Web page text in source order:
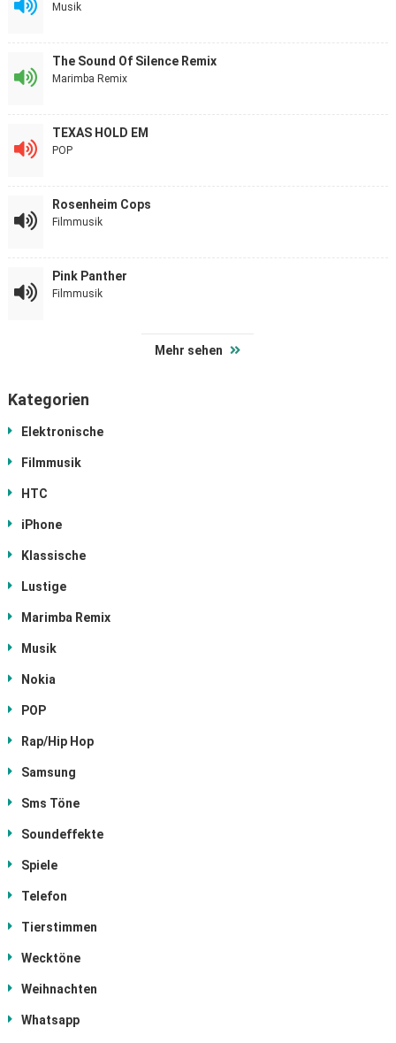
Musik
The Sound Of Silence Remix
Marimba Remix
TEXAS HOLD EM
POP
Rosenheim Cops
Filmmusik
Pink Panther
Filmmusik
Mehr sehen
Kategorien
Elektronische
Filmmusik
HTC
iPhone
Klassische
Lustige
Marimba Remix
Musik
Nokia
POP
Rap/Hip Hop
Samsung
Sms Töne
Soundeffekte
Spiele
Telefon
Tierstimmen
Wecktöne
Weihnachten
Whatsapp